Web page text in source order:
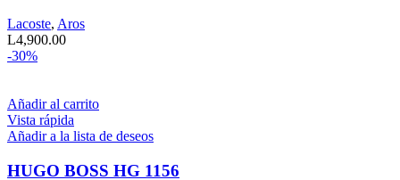
Lacoste, Aros
L4,900.00
-30%
Añadir al carrito
Vista rápida
Añadir a la lista de deseos
HUGO BOSS HG 1156